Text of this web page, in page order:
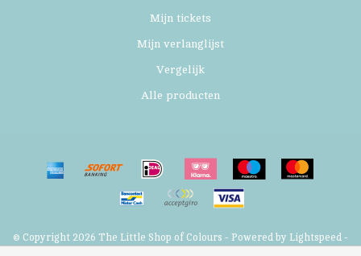
Mijn tickets
Mijn verlanglijst
Vergelijk
Alle producten
© Copyright 2026 The Little Shop of Colours - Powered by Lightspeed -